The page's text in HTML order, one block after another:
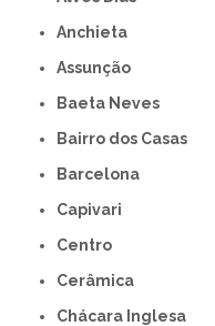
Anchieta
Assunção
Baeta Neves
Bairro dos Casas
Barcelona
Capivari
Centro
Cerâmica
Chácara Inglesa